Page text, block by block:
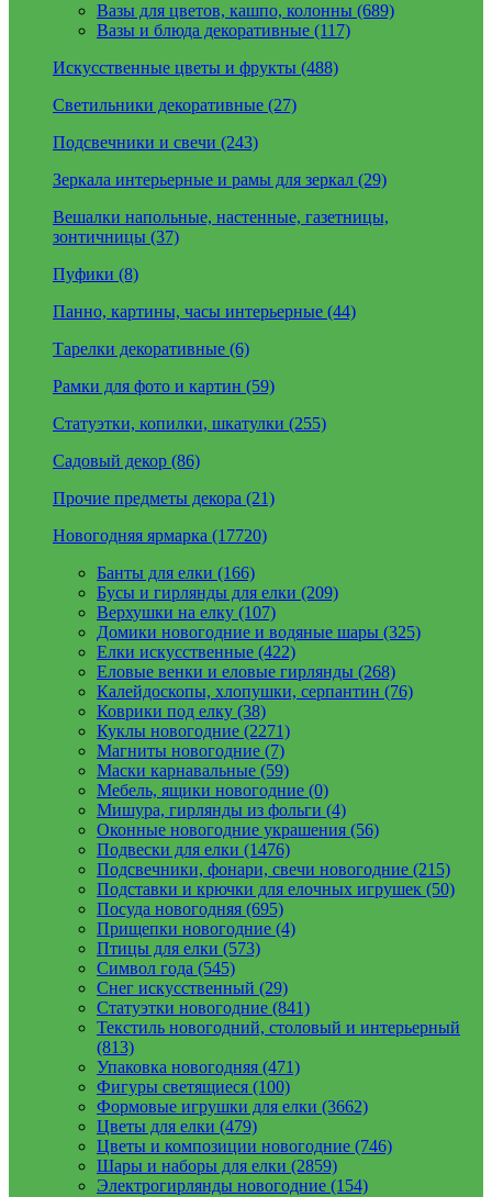
Вазы для цветов, кашпо, колонны (689)
Вазы и блюда декоративные (117)
Искусственные цветы и фрукты (488)
Светильники декоративные (27)
Подсвечники и свечи (243)
Зеркала интерьерные и рамы для зеркал (29)
Вешалки напольные, настенные, газетницы,
зонтичницы (37)
Пуфики (8)
Панно, картины, часы интерьерные (44)
Тарелки декоративные (6)
Рамки для фото и картин (59)
Статуэтки, копилки, шкатулки (255)
Садовый декор (86)
Прочие предметы декора (21)
Новогодняя ярмарка (17720)
Банты для елки (166)
Бусы и гирлянды для елки (209)
Верхушки на елку (107)
Домики новогодние и водяные шары (325)
Елки искусственные (422)
Еловые венки и еловые гирлянды (268)
Калейдоскопы, хлопушки, серпантин (76)
Коврики под елку (38)
Куклы новогодние (2271)
Магниты новогодние (7)
Маски карнавальные (59)
Мебель, ящики новогодние (0)
Мишура, гирлянды из фольги (4)
Оконные новогодние украшения (56)
Подвески для елки (1476)
Подсвечники, фонари, свечи новогодние (215)
Подставки и крючки для елочных игрушек (50)
Посуда новогодняя (695)
Прищепки новогодние (4)
Птицы для елки (573)
Символ года (545)
Снег искусственный (29)
Статуэтки новогодние (841)
Текстиль новогодний, столовый и интерьерный
(813)
Упаковка новогодняя (471)
Фигуры светящиеся (100)
Формовые игрушки для елки (3662)
Цветы для елки (479)
Цветы и композиции новогодние (746)
Шары и наборы для елки (2859)
Электрогирлянды новогодние (154)